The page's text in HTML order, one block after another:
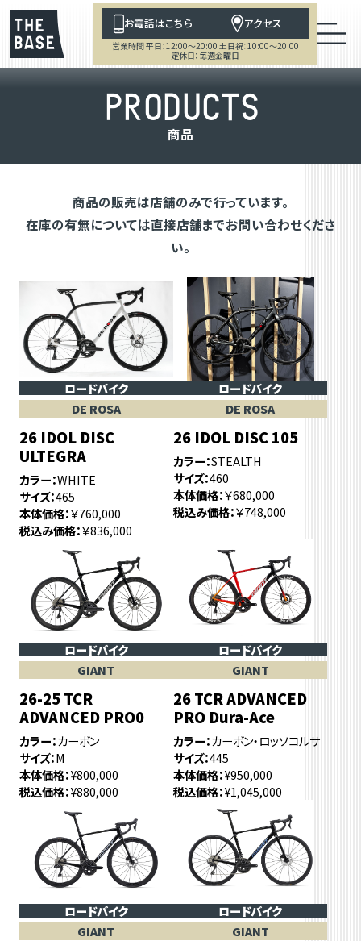
お電話はこちら アクセス
営業時間 平日：12:00～20:00 土日祝：10:00～20:00
定休日：毎週金曜日
PRODUCTS
商品
商品の販売は店舗のみで行っています。
在庫の有無については直接店舗までお問い合わせくださ
い。
ロードバイク
DE ROSA
26 IDOL DISC
ULTEGRA
カラー WHITE
サイズ 465
本体価格 ￥760,000
税込み価格 ￥836,000
ロードバイク
DE ROSA
26 IDOL DISC 105
カラー STEALTH
サイズ 460
本体価格 ￥680,000
税込み価格 ￥748,000
ロードバイク
GIANT
26-25 TCR
ADVANCED PRO0
カラー カーボン
サイズ M
本体価格 ¥800,000
税込価格 ¥880,000
ロードバイク
GIANT
26 TCR ADVANCED
PRO Dura-Ace
カラー カーボン・ロッソコルサ
サイズ 445
本体価格 ¥950,000
税込価格 ¥1,045,000
ロードバイク
GIANT
ロードバイク
GIANT